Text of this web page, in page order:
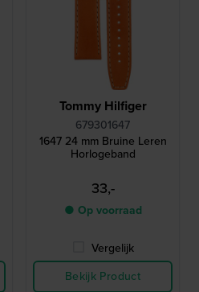
Tommy Hilfiger
679301647
1647 24 mm Bruine Leren
Horlogeband
33,-
● Op voorraad
Vergelijk
Bekijk Product